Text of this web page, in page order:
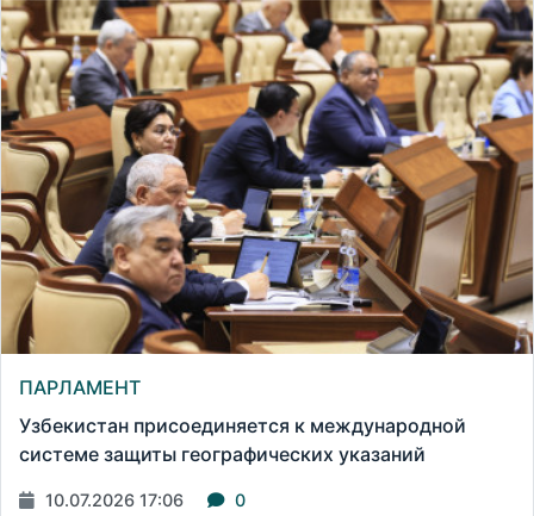
ПАРЛАМЕНТ
Узбекистан присоединяется к международной
системе защиты географических указаний
10.07.2026 17:06 0